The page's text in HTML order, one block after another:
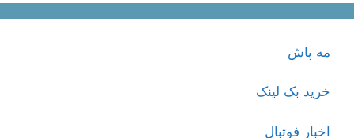
مه پاش
خرید بک لینک
اخبار فوتبال